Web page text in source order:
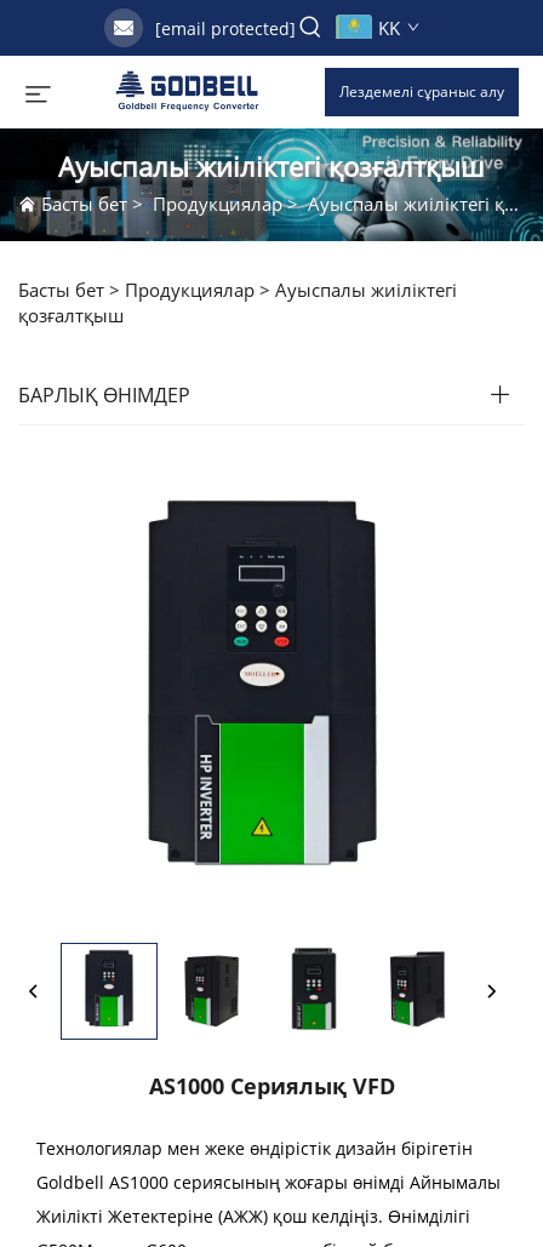
[email protected] KK
Лездемелі сұраныс алу
Ауыспалы жиіліктегі қозғалтқыш
Басты бет >Продукциялар>Ауыспалы жиіліктегі қозғалтқыш
Басты бет > Продукциялар > Ауыспалы жиіліктегі
қозғалтқыш
БАРЛЫҚ ӨНІМДЕР
AS1000 Сериялық VFD
Технологиялар мен жеке өндірістік дизайн бірігетін
Goldbell AS1000 сериясының жоғары өнімді Айнымалы
Жиілікті Жетектеріне (АЖЖ) қош келдіңіз. Өнімділігі